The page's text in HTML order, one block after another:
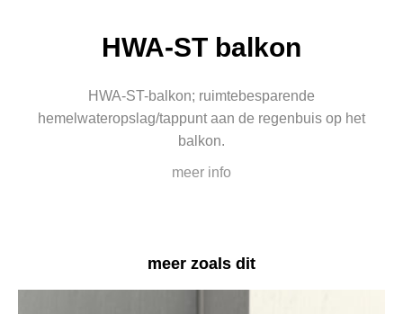
HWA-ST balkon
HWA-ST-balkon; ruimtebesparende
hemelwateropslag/tappunt aan de regenbuis op het
balkon.
meer info
meer zoals dit